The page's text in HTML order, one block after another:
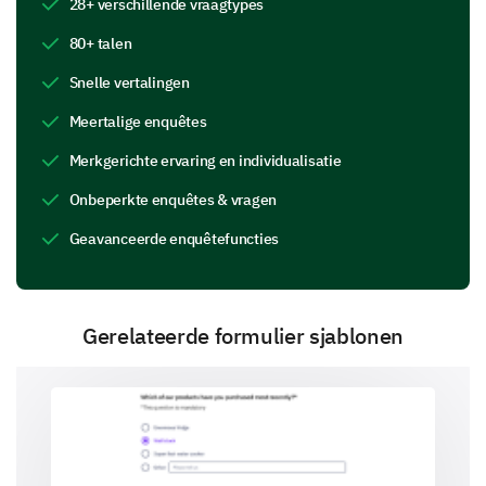
Keuze van rang 2
Keuze van rang 4
Keuze van rang 5
80+ talen
Snelle vertalingen
Meertalige enquêtes
Merkgerichte ervaring en individualisatie
Onbeperkte enquêtes & vragen
Geavanceerde enquêtefuncties
Gerelateerde formulier sjablonen